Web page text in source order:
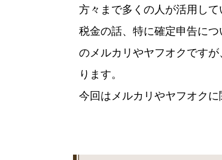
方々まで多くの人が活用し
税金の話、特に確定申告に
のメルカリやヤフオクです
ります。
今回はメルカリやヤフオク